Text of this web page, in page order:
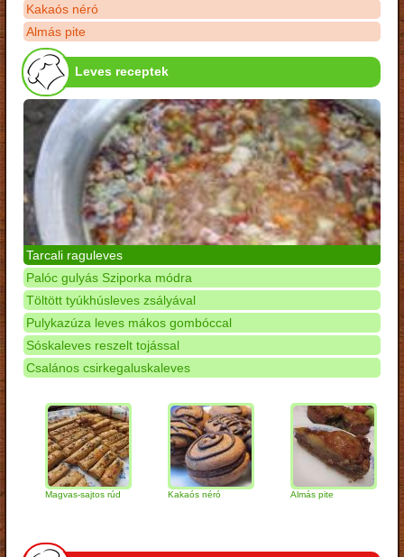
Kakaós néró
Almás pite
Leves receptek
Tarcali raguleves
Palóc gulyás Sziporka módra
Töltött tyúkhúsleves zsályával
Pulykazúza leves mákos gombóccal
Sóskaleves reszelt tojással
Csalános csirkegaluskaleves
Magvas-sajtos rúd Kakaós néró Almás pite